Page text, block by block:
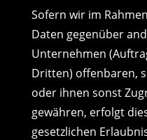
Sofern wir im
Daten gegenüber
Unternehmen
Dritten) offenbaren,
oder ihnen sonst
gewähren, erfolgt
gesetzlichen